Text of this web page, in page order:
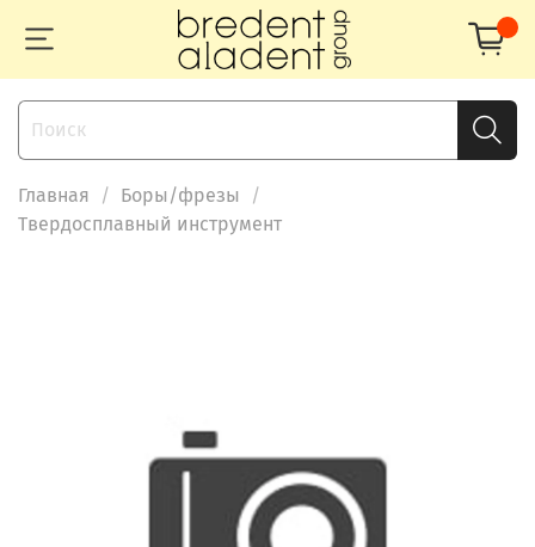
Главная
Боры/фрезы
Твердосплавный инструмент